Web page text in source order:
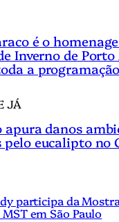
é o
Inverno de Porto
a
JÁ
apura danos
pelo eucalipto no
participa da
em São Paulo